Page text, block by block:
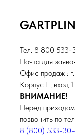
Тел. 8 800 533-
Почта для
Офис продаж :
Корпус Е, вход
ВНИМАНИЕ!
Перед
позвонить по
8 (800) 533-